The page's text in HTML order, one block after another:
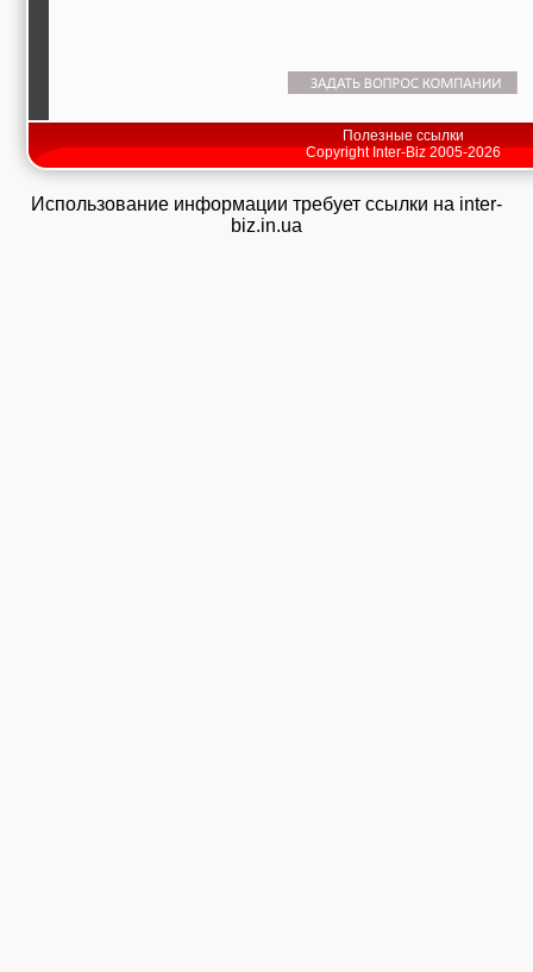
Полезные ссылки
Copyright Inter-Biz 2005-2026
Использование информации требует ссылки на inter-
biz.in.ua